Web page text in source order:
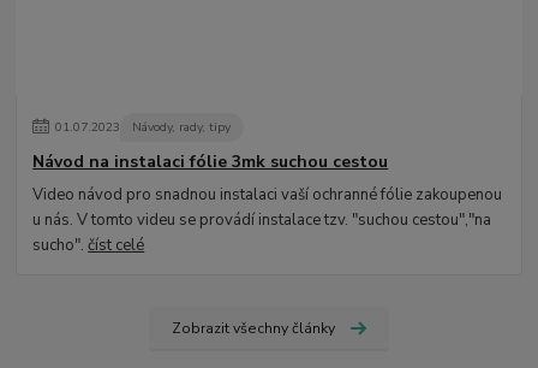
01.07.2023 Návody, rady, tipy
Návod na instalaci fólie 3mk suchou cestou
Video návod pro snadnou instalaci vaší ochranné fólie zakoupenou
u nás. V tomto videu se provádí instalace tzv. "suchou cestou","na
sucho".číst celé
Zobrazit všechny články